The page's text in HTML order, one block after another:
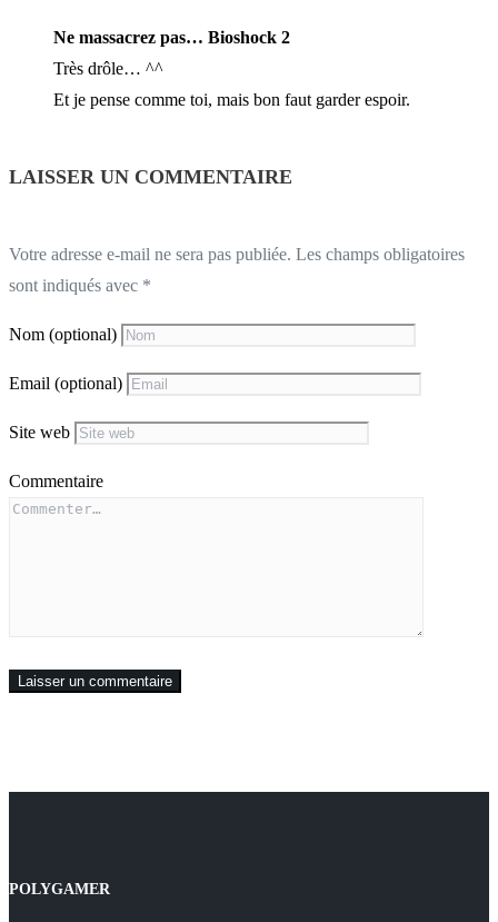
Ne massacrez pas… Bioshock 2
Très drôle… ^^
Et je pense comme toi, mais bon faut garder espoir.
LAISSER UN COMMENTAIRE
Votre adresse e-mail ne sera pas publiée. Les champs obligatoires
sont indiqués avec *
Nom (optional)
Email (optional)
Site web
Commentaire
POLYGAMER